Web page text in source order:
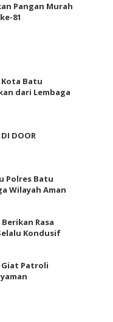
Pangan Murah
81
Batu
dari Lembaga
DI DOOR
Polres Batu
Wilayah Aman
Rasa
Kondusif
Patroli